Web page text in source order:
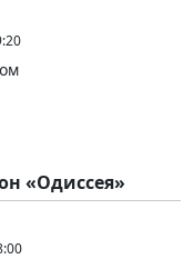
«Одиссея»